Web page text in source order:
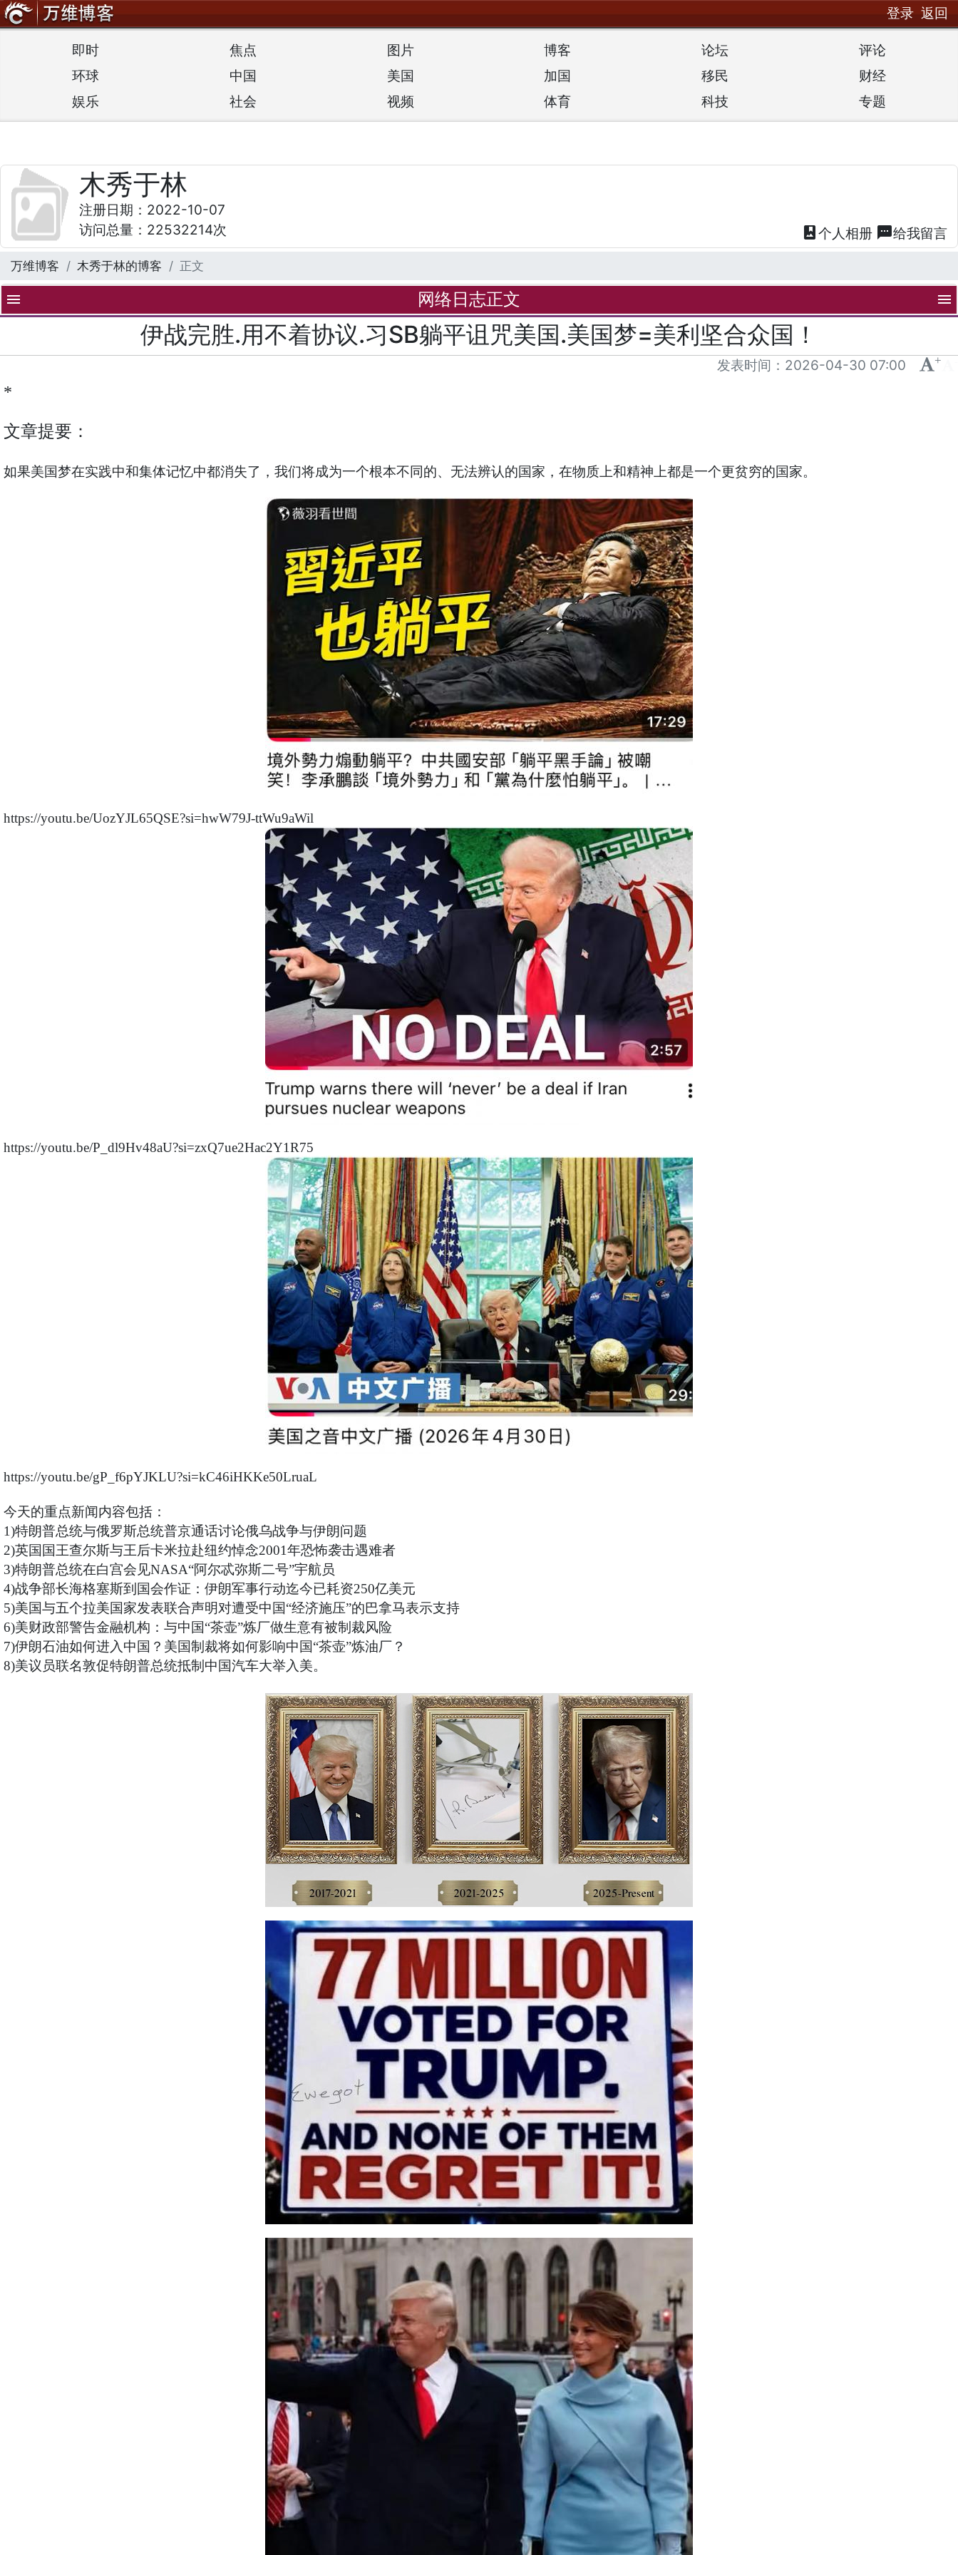
登录 返回
即时 焦点 图片 博客 论坛
评论
环球
中国 美国 加国 移民
财经
娱乐
社会 视频 体育 科技 专题
木秀于林
注册日期：2022-10-07
访问总量：22532214次
photo_album 个人相册 textsms给我留言
万维博客 木秀于林的博客 正文
menu 网络日志正文 menu
伊战完胜.用不着协议.习SB躺平诅咒美国.美国梦=美利坚合众国！
发表时间： 2026-04-30 07:00 +
*
文章提要：
如果美国梦在实践中和集体记忆中都消失了，我们将成为一个根本不同的、无法辨认的国家，在物质上和精神上都是一个更贫穷的国家。
https://youtu.be/UozYJL65QSE?si=hwW79J-ttWu9aWil
https://youtu.be/P_dl9Hv48aU?si=zxQ7ue2Hac2Y1R75
https://youtu.be/gP_f6pYJKLU?si=kC46iHKKe50LruaL
今天的重点新闻内容包括：
1)特朗普总统与俄罗斯总统普京通话讨论俄乌战争与伊朗问题
2)英国国王查尔斯与王后卡米拉赴纽约悼念2001年恐怖袭击遇难者
3)特朗普总统在白宫会见NASA“阿尔忒弥斯二号”宇航员
4)战争部长海格塞斯到国会作证：伊朗军事行动迄今已耗资250亿美元
5)美国与五个拉美国家发表联合声明对遭受中国“经济施压”的巴拿马表示支持
6)美财政部警告金融机构：与中国“茶壶”炼厂做生意有被制裁风险
7)伊朗石油如何进入中国？美国制裁将如何影响中国“茶壶”炼油厂？
8)美议员联名敦促特朗普总统抵制中国汽车大举入美。